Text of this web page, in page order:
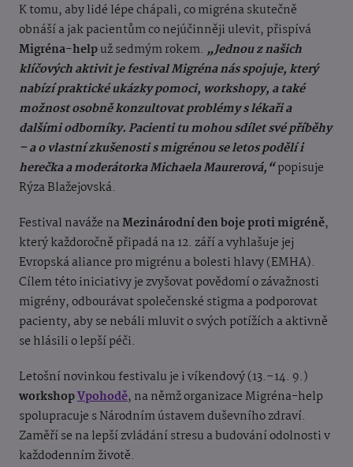
K tomu, aby lidé lépe chápali, co migréna skutečně
obnáší a jak pacientům co nejúčinněji ulevit, přispívá
Migréna-helpuž sedmým rokem. „Jednou z našich
klíčových aktivit je festival Migréna nás spojuje, který
nabízí praktické ukázky pomoci, workshopy, a také
možnost osobně konzultovat problémy s lékaři a
dalšími odborníky. Pacienti tu mohou sdílet své příběhy
– a o vlastní zkušenosti s migrénou se letos podělí i
herečka a moderátorka Michaela Maurerová,“popisuje
Rýza Blažejovská.
Festival naváže naMezinárodní den boje proti migréně,
který každoročně připadá na 12. září a vyhlašuje jej
Evropská aliance pro migrénu a bolesti hlavy (EMHA).
Cílem této iniciativy je zvyšovat povědomí o závažnosti
migrény, odbourávat společenské stigma a podporovat
pacienty, aby se nebáli mluvit o svých potížích a aktivně
se hlásili o lepší péči.
Letošní novinkou festivalu je i víkendový (13.–14. 9.)
workshopVpohodě, na němž organizace Migréna-help
spolupracuje s Národním ústavem duševního zdraví.
Zaměří se na lepší zvládání stresu a budování odolnosti v
každodenním životě.